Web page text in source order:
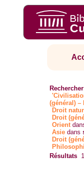
(général)
Droit
Droit
Orient
Asie dans
Droit
Résultats 1